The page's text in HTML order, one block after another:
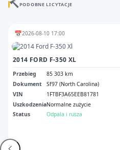
PODOBNE LICYTACJE
📅2026-08-10 17:00
2014 FORD F-350 XL
Przebieg
85 303 km
Dokument
Sf97 (North Carolina)
VIN
1FTBF3A65EEB81781
UszkodzeniaNormalne zużycie
Status
Odpala i rusza